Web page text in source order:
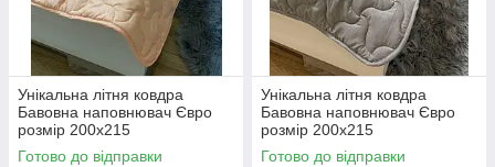
Унікальна літня ковдра
Бавовна наповнювач Євро
розмір 200х215
Готово до відправки
Унікальна літня ковдра
Бавовна наповнювач Євро
розмір 200х215
Готово до відправки